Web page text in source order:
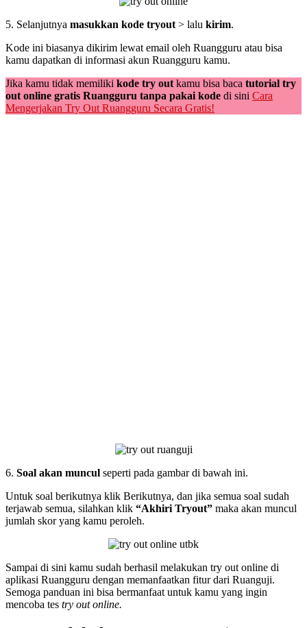
5. Selanjutnya masukkan kode tryout > lalu kirim.
Kode ini biasanya dikirim lewat email oleh Ruangguru atau bisa
kamu dapatkan di informasi akun Ruangguru kamu.
Jika kamu tidak memiliki kode try out kamu bisa baca tutorial try
out online gratis Ruangguru tanpa pakai kode di sini Cara
Mengerjakan Try Out Ruangguru Secara Gratis!
6. Soal akan muncul seperti pada gambar di bawah ini.
Untuk soal berikutnya klik Berikutnya, dan jika semua soal sudah
terjawab semua, silahkan klik “Akhiri Tryout” maka akan muncul
jumlah skor yang kamu peroleh.
Sampai di sini kamu sudah berhasil melakukan try out online di
aplikasi Ruangguru dengan memanfaatkan fitur dari Ruanguji.
Semoga panduan ini bisa bermanfaat untuk kamu yang ingin
mencoba tes try out online.